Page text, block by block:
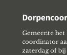
Gemeente
coordinator
zaterdag of bij